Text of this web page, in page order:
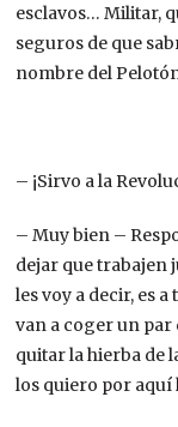
esclavos… Militar,
seguros de que
nombre del
– ¡Sirvo a la
– Muy bien –
dejar que trabajen
les voy a decir, es
van a coger un par
quitar la hierba de
los quiero por aquí